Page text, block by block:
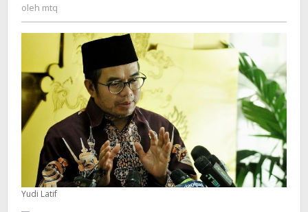
oleh mtq
Yudi Latif